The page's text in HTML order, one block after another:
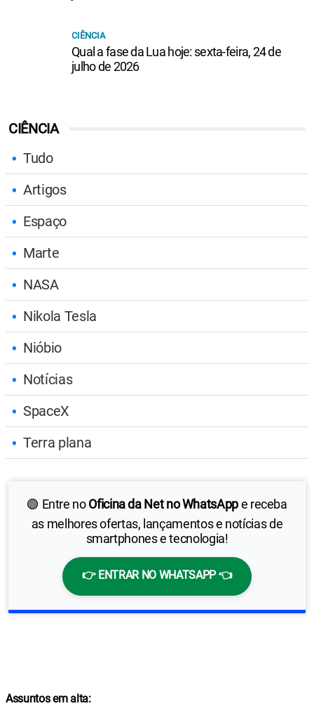
CIÊNCIA
Tudo
Artigos
Espaço
Marte
NASA
Nikola Tesla
Nióbio
Notícias
SpaceX
Terra plana
🟢 Entre noOficina da Net no WhatsAppe receba
as melhores ofertas, lançamentos e notícias de
smartphones e tecnologia!
👉 ENTRAR NO WHATSAPP 👈
CIÊNCIA
Qual a fase da Lua hoje: sexta-feira, 24 de
julho de 2026
Assuntos em alta: